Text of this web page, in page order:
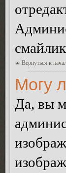
Вернуться к
Могу
Да, вы